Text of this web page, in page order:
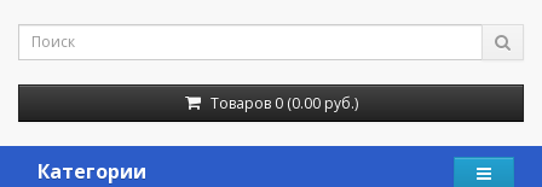
Товаров 0 (0.00 руб.)
Категории